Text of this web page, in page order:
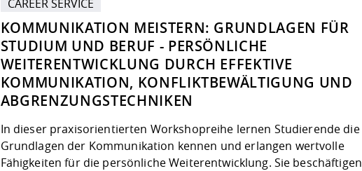
KOMMUNIKATION MEISTERN: GRUNDLAGEN FÜR
STUDIUM UND BERUF - PERSÖNLICHE
WEITERENTWICKLUNG DURCH EFFEKTIVE
KOMMUNIKATION, KONFLIKTBEWÄLTIGUNG UND
ABGRENZUNGSTECHNIKEN
CAREER SERVICE
In dieser praxisorientierten Workshopreihe lernen Studierende die
Grundlagen der Kommunikation kennen und erlangen wertvolle
Fähigkeiten für die persönliche Weiterentwicklung. Sie beschäftigen